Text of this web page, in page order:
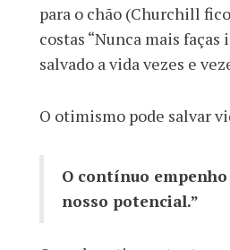
para o chão (Churchill
costas “Nunca mais
salvado a vida vezes e
O otimismo pode salvar
O contínuo
nosso potencial.”